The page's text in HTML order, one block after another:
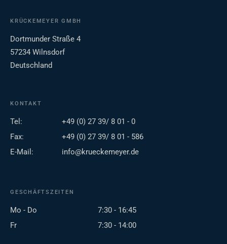
KRÜCKEMEYER GMBH
Dortmunder Straße 4
57234 Wilnsdorf
Deutschland
KONTAKT
Tel:
+49 (0) 27 39/ 8 01 - 0
Fax:
+49 (0) 27 39/ 8 01 - 586
E-Mail:
info@krueckemeyer.de
GESCHÄFTSZEITEN
Mo - Do
7:30 - 16:45
Fr
7:30 - 14:00